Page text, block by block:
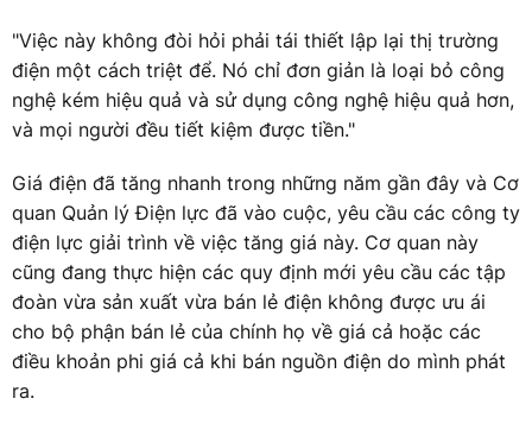
"Việc này không đòi hỏi phải tái thiết lập lại thị trường
điện một cách triệt để. Nó chỉ đơn giản là loại bỏ công
nghệ kém hiệu quả và sử dụng công nghệ hiệu quả hơn,
và mọi người đều tiết kiệm được tiền."
Giá điện đã tăng nhanh trong những năm gần đây và Cơ
quan Quản lý Điện lực đã vào cuộc, yêu cầu các công ty
điện lực giải trình về việc tăng giá này. Cơ quan này
cũng đang thực hiện các quy định mới yêu cầu các tập
đoàn vừa sản xuất vừa bán lẻ điện không được ưu ái
cho bộ phận bán lẻ của chính họ về giá cả hoặc các
điều khoản phi giá cả khi bán nguồn điện do mình phát
ra.